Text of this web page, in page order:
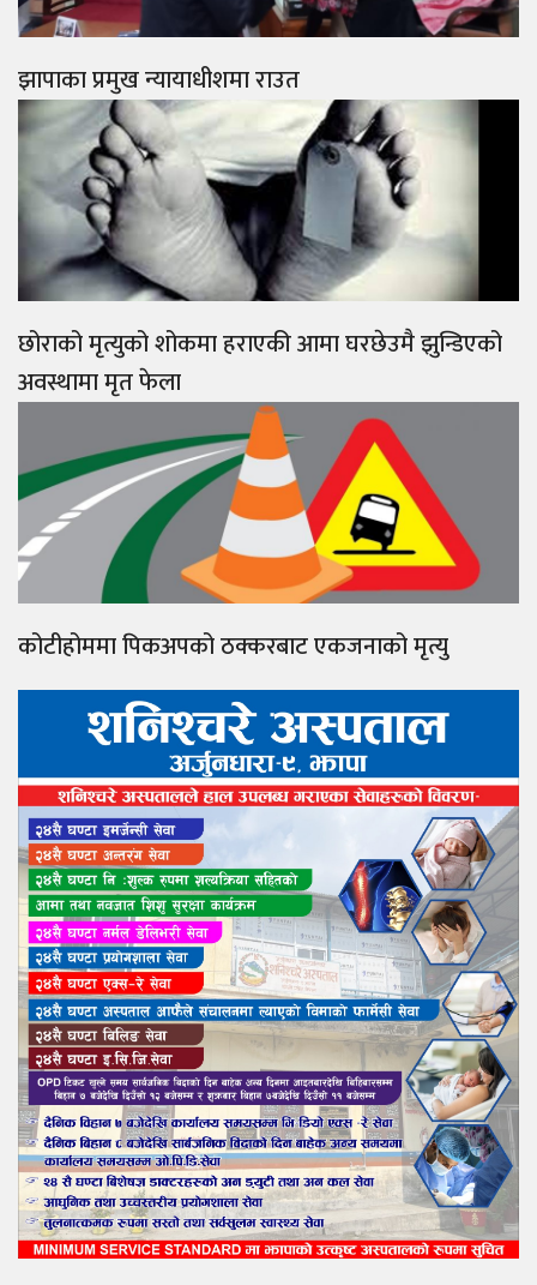
झापाका प्रमुख न्यायाधीशमा राउत
छोराको मृत्युको शोकमा हराएकी आमा घरछेउमै झुन्डिएको
अवस्थामा मृत फेला
कोटीहोममा पिकअपको ठक्करबाट एकजनाको मृत्यु